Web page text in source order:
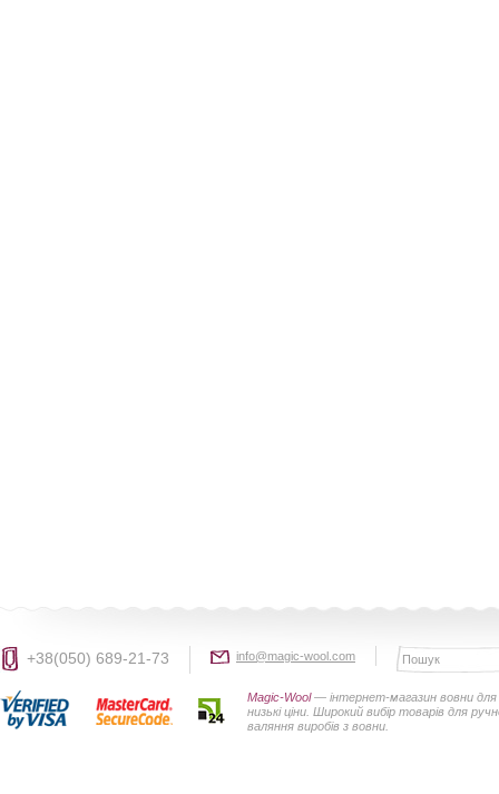
+38(050) 689-21-73 info@magic-wool.com
Magic-Wool— інтернет-магазин вовни
низькі ціни. Широкий вибір товарів для
валяння виробів з вовни.